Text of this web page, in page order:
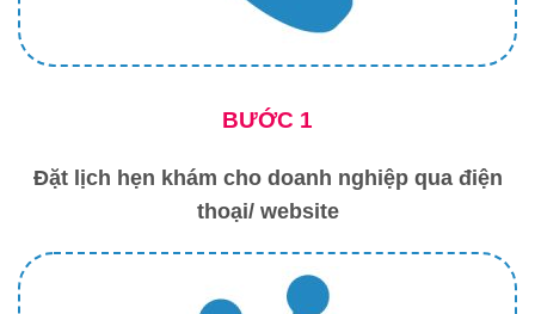
BƯỚC 1
Đặt lịch hẹn khám cho doanh nghiệp qua điện
thoại/ website